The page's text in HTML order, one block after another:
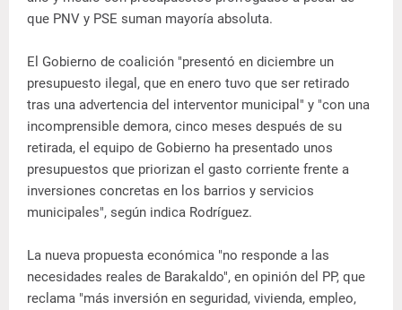
que PNV y PSE suman mayoría absoluta.
El Gobierno de coalición "presentó en diciembre un
presupuesto ilegal, que en enero tuvo que ser retirado
tras una advertencia del interventor municipal" y "con una
incomprensible demora, cinco meses después de su
retirada, el equipo de Gobierno ha presentado unos
presupuestos que priorizan el gasto corriente frente a
inversiones concretas en los barrios y servicios
municipales", según indica Rodríguez.
La nueva propuesta económica "no responde a las
necesidades reales de Barakaldo", en opinión del PP, que
reclama "más inversión en seguridad, vivienda, empleo,